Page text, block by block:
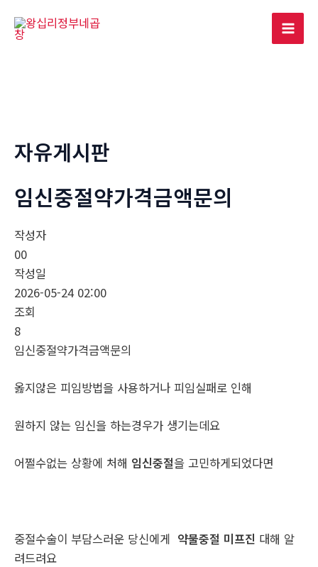
Main
자유게시판
임신중절약가격금액문의
작성자
00
작성일
2026-05-24 02:00
조회
8
임신중절약가격금액문의
옳지않은 피임방법을 사용하거나 피임실패로 인해
원하지 않는 임신을 하는경우가 생기는데요
어쩔수없는 상황에 처해 임신중절을 고민하게되었다면
중절수술이 부담스러운 당신에게 약물중절 미프진 대해 알
려드려요